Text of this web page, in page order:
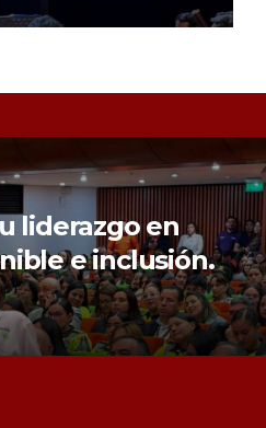
protección de sus
la compra de